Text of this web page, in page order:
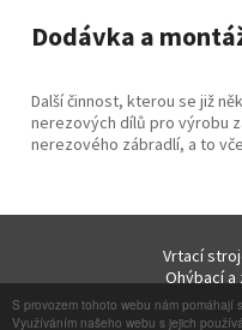
S provozem tohoto webu nám pomáhají
Využíváním našeho webu s jejich
Dodávka a
Další činnost, kterou se již
nerezových dílů pro výrobu
nerezového zábradlí, a to
Vrtací
Ohýbací
Lisy hydraulické a
Ostatní